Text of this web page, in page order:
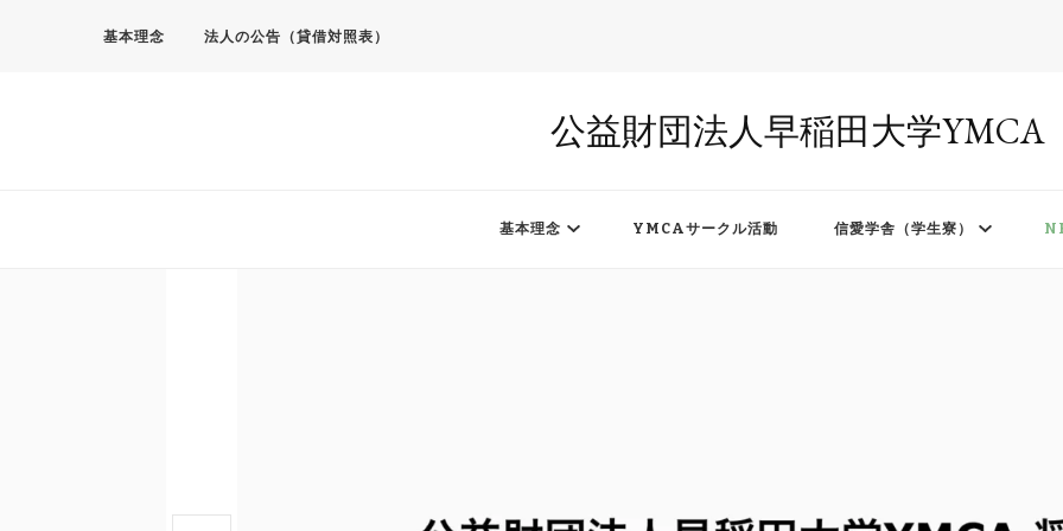
基本理念 法人の公告（貸借対照表）
公益財団法人早稲田大学YMCA
基本理念 YMCAサークル活動 信愛学舎（学生寮）